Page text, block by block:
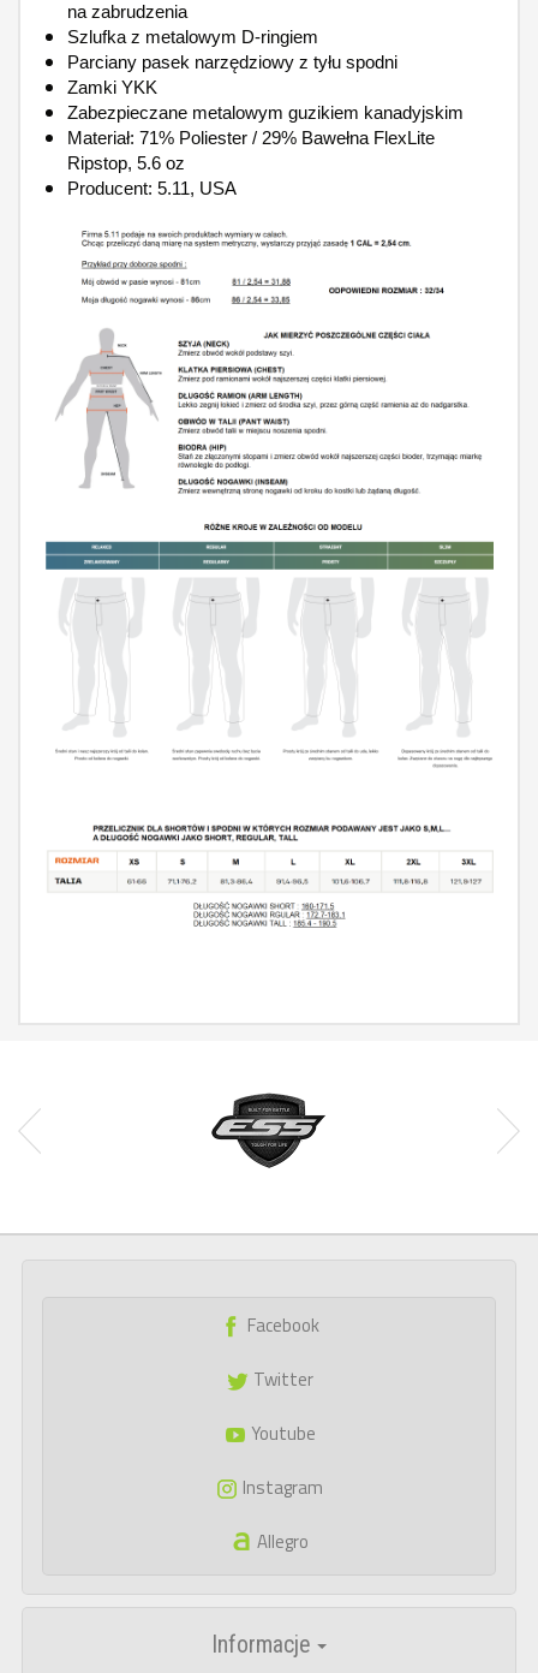
na zabrudzenia
Szlufka z metalowym D-ringiem
Parciany pasek narzędziowy z tyłu spodni
Zamki YKK
Zabezpieczane metalowym guzikiem kanadyjskim
Materiał: 71% Poliester / 29% Bawełna FlexLite
Ripstop, 5.6 oz
Producent: 5.11, USA
Facebook
Twitter
Youtube
Instagram
Allegro
Informacje